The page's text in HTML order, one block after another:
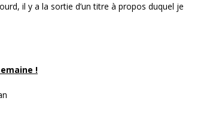
il y a la sortie d’un titre à propos duquel je
!